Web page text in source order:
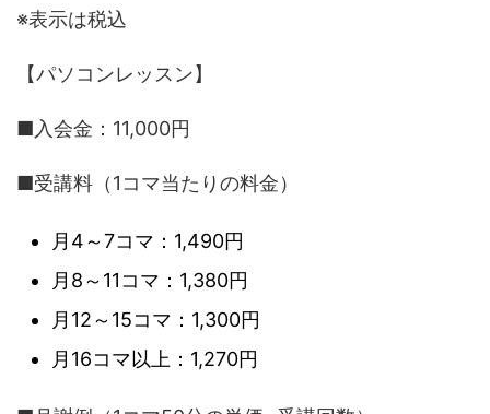
※表示は税込
【パソコンレッスン】
■入会金：11,000円
■受講料（1コマ当たりの料金）
月4～7コマ：1,490円
月8～11コマ：1,380円
月12～15コマ：1,300円
月16コマ以上：1,270円